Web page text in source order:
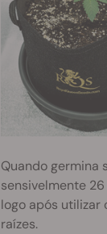
Quando germina
sensivelmente
logo após utilizar
raízes.